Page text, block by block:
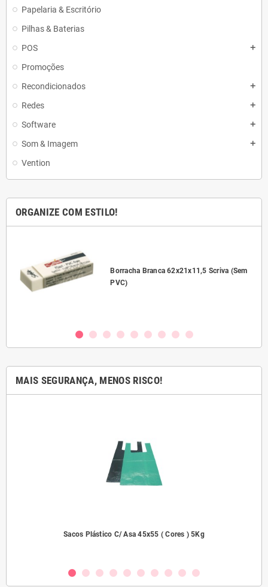
Papelaria & Escritório
Pilhas & Baterias
POS
add
Promoções
Recondicionados
add
Redes add
Software add
Som & Imagem add
Vention
ORGANIZE COM ESTILO!
Borracha Branca 62x21x11,5 Scriva (Sem
PVC)
MAIS SEGURANÇA, MENOS RISCO!
Sacos Plástico C/ Asa 45x55 ( Cores ) 5Kg